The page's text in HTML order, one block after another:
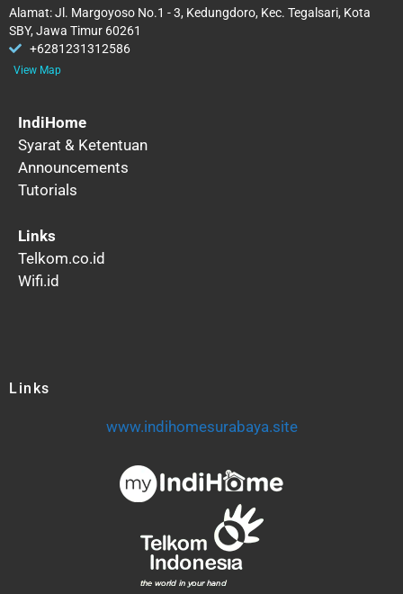
Alamat: Jl. Margoyoso No.1 - 3, Kedungdoro, Kec. Tegalsari, Kota
SBY, Jawa Timur 60261
+6281231312586
View Map
IndiHome
Syarat & Ketentuan
Announcements
Tutorials
Links
Telkom.co.id
Wifi.id
Links
www.indihomesurabaya.site